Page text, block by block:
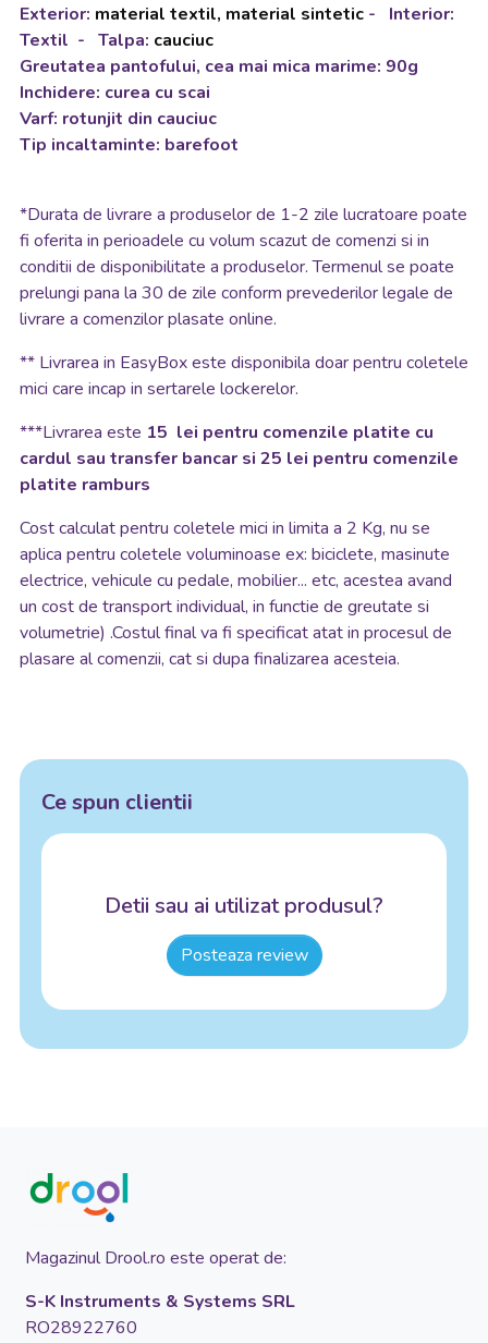
Exterior: material textil, material sintetic - Interior:
Textil - Talpa: cauciuc
Greutatea pantofului, cea mai mica marime: 90g
Inchidere: curea cu scai
Varf: rotunjit din cauciuc
Tip incaltaminte: barefoot
*Durata de livrare a produselor de 1-2 zile lucratoare poate
fi oferita in perioadele cu volum scazut de comenzi si in
conditii de disponibilitate a produselor. Termenul se poate
prelungi pana la 30 de zile conform prevederilor legale de
livrare a comenzilor plasate online.
** Livrarea in EasyBox este disponibila doar pentru coletele
mici care incap in sertarele lockerelor.
***Livrarea este 15 lei pentru comenzile platite cu
cardul sau transfer bancar si 25 lei pentru comenzile
platite ramburs
Cost calculat pentru coletele mici in limita a 2 Kg, nu se
aplica pentru coletele voluminoase ex: biciclete, masinute
electrice, vehicule cu pedale, mobilier... etc, acestea avand
un cost de transport individual, in functie de greutate si
volumetrie) .Costul final va fi specificat atat in procesul de
plasare al comenzii, cat si dupa finalizarea acesteia.
Ce spun clientii
Detii sau ai utilizat produsul?
Posteaza review
Magazinul Drool.ro este operat de:
S-K Instruments & Systems SRL
RO28922760